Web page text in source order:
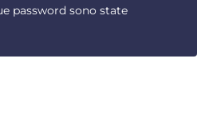
password sono state